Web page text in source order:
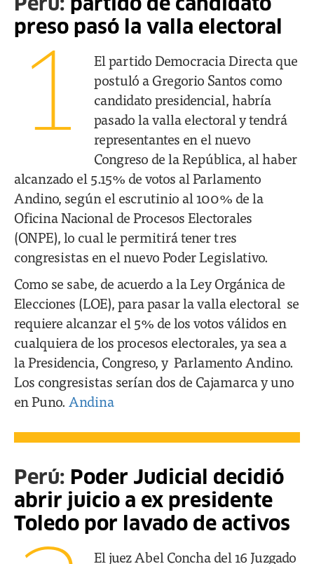
Perú: partido de candidato
preso pasó la valla electoral
1
El partido Democracia Directa que
postuló a Gregorio Santos como
candidato presidencial, habría
pasado la valla electoral y tendrá
representantes en el nuevo
Congreso de la República, al haber
alcanzado el 5.15% de votos al Parlamento
Andino, según el escrutinio al 100% de la
Oficina Nacional de Procesos Electorales
(ONPE), lo cual le permitirá tener tres
congresistas en el nuevo Poder Legislativo.
Como se sabe, de acuerdo a la Ley Orgánica de
Elecciones (LOE), para pasar la valla electoral se
requiere alcanzar el 5% de los votos válidos en
cualquiera de los procesos electorales, ya sea a
la Presidencia, Congreso, y Parlamento Andino.
Los congresistas serían dos de Cajamarca y uno
en Puno. Andina
Perú: Poder Judicial decidió
abrir juicio a ex presidente
Toledo por lavado de activos
El juez Abel Concha del 16 Juzgado